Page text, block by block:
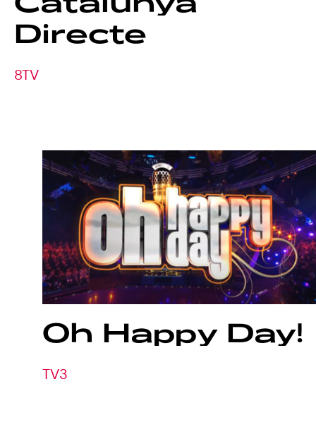
Directe
8TV
Oh Happy Day!
TV3